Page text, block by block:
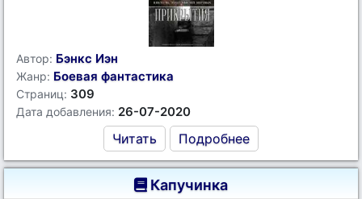
Автор: Бэнкс Иэн
Жанр: Боевая фантастика
Страниц: 309
Дата добавления: 26-07-2020
Читать Подробнее
Капучинка